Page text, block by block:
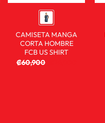
CAMISETA MANGA
CORTA HOMBRE
FCB US SHIRT
₡60,900